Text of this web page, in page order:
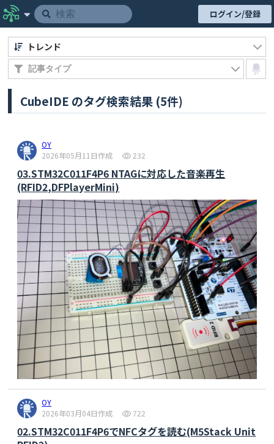
ログイン/登録
CubeIDE のタグ検索結果 (5件)
トレンド
OY
2026年05月11日作成
232
03.STM32C011F4P6 NTAGに対応した音楽再生
(RFID2,DFPlayerMini)
OY
2026年03月04日作成
722
02.STM32C011F4P6でNFCタグを読む(M5Stack Unit